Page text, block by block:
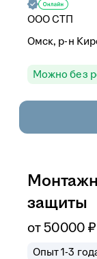
ОООСТП
Омск, р-н
Можно без
защиты
от50 000 ₽
Опыт 1-3